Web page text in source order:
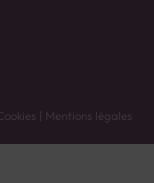
| Mentions légales